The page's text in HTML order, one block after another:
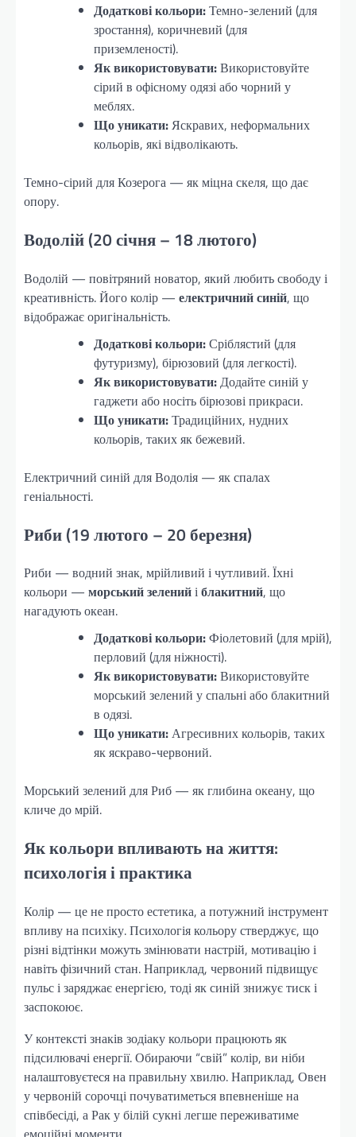
Додаткові кольори:Темно-зелений (для
зростання), коричневий (для
приземленості).
Як використовувати:Використовуйте
сірий в офісному одязі або чорний у
меблях.
Що уникати:Яскравих, неформальних
кольорів, які відволікають.
Темно-сірий для Козерога — як міцна скеля, що дає
опору.
Водолій (20 січня – 18 лютого)
Водолій — повітряний новатор, який любить свободу і
креативність. Його колір — електричний синій, що
відображає оригінальність.
Додаткові кольори:Сріблястий (для
футуризму), бірюзовий (для легкості).
Як використовувати:Додайте синій у
гаджети або носіть бірюзові прикраси.
Що уникати:Традиційних, нудних
кольорів, таких як бежевий.
Електричний синій для Водолія — як спалах
геніальності.
Риби (19 лютого – 20 березня)
Риби — водний знак, мрійливий і чутливий. Їхні
кольори — морський зеленийіблакитний, що
нагадують океан.
Додаткові кольори:Фіолетовий (для мрій),
перловий (для ніжності).
Як використовувати:Використовуйте
морський зелений у спальні або блакитний
в одязі.
Що уникати:Агресивних кольорів, таких
як яскраво-червоний.
Морський зелений для Риб — як глибина океану, що
кличе до мрій.
Як кольори впливають на життя:
психологія і практика
Колір — це не просто естетика, а потужний інструмент
впливу на психіку. Психологія кольору стверджує, що
різні відтінки можуть змінювати настрій, мотивацію і
навіть фізичний стан. Наприклад, червоний підвищує
пульс і заряджає енергією, тоді як синій знижує тиск і
заспокоює.
У контексті знаків зодіаку кольори працюють як
підсилювачі енергії. Обираючи “свій” колір, ви ніби
налаштовуєтеся на правильну хвилю. Наприклад, Овен
у червоній сорочці почуватиметься впевненіше на
співбесіді, а Рак у білій сукні легше переживатиме